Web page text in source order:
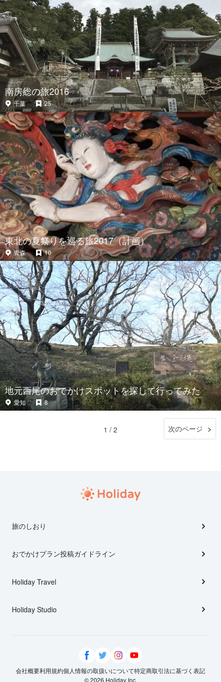
南房総の旅2016
千葉 25
東北の夏祭りを巡る旅2017（計画）
青森 10
地元西尾のおでかけスポットを探して行ってみた
愛知 8
1 / 2 次のページ
旅のしおり
おでかけプラン投稿ガイドライン
Holiday Travel
Holiday Studio
会社概要利用規約個人情報の取扱いについて特定商取引法に基づく表記
© 2026 Holiday Inc.